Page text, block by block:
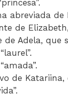
abreviada de
de
de Adela, que
de Katariina,